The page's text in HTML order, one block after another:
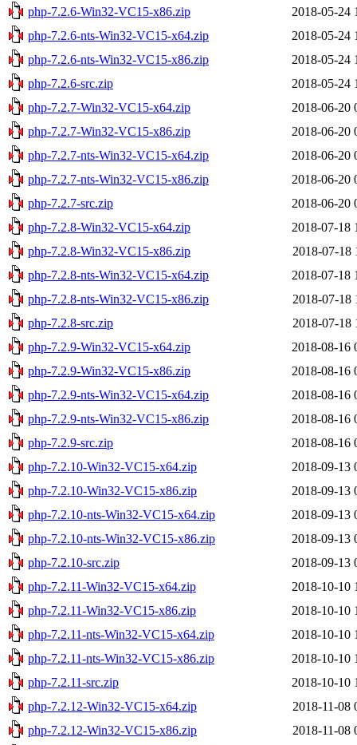
php-7.2.6-Win32-VC15-x86.zip
2018-05-24
php-7.2.6-nts-Win32-VC15-x64.zip
2018-05-24
php-7.2.6-nts-Win32-VC15-x86.zip
2018-05-24
php-7.2.6-src.zip
2018-05-24
php-7.2.7-Win32-VC15-x64.zip
2018-06-20
php-7.2.7-Win32-VC15-x86.zip
2018-06-20
php-7.2.7-nts-Win32-VC15-x64.zip
2018-06-20
php-7.2.7-nts-Win32-VC15-x86.zip
2018-06-20
php-7.2.7-src.zip
2018-06-20
php-7.2.8-Win32-VC15-x64.zip
2018-07-18
php-7.2.8-Win32-VC15-x86.zip
2018-07-18
php-7.2.8-nts-Win32-VC15-x64.zip
2018-07-18
php-7.2.8-nts-Win32-VC15-x86.zip
2018-07-18
php-7.2.8-src.zip
2018-07-18
php-7.2.9-Win32-VC15-x64.zip
2018-08-16
php-7.2.9-Win32-VC15-x86.zip
2018-08-16
php-7.2.9-nts-Win32-VC15-x64.zip
2018-08-16
php-7.2.9-nts-Win32-VC15-x86.zip
2018-08-16
php-7.2.9-src.zip
2018-08-16
php-7.2.10-Win32-VC15-x64.zip
2018-09-13
php-7.2.10-Win32-VC15-x86.zip
2018-09-13
php-7.2.10-nts-Win32-VC15-x64.zip
2018-09-13
php-7.2.10-nts-Win32-VC15-x86.zip
2018-09-13
php-7.2.10-src.zip
2018-09-13
php-7.2.11-Win32-VC15-x64.zip
2018-10-10
php-7.2.11-Win32-VC15-x86.zip
2018-10-10
php-7.2.11-nts-Win32-VC15-x64.zip
2018-10-10
php-7.2.11-nts-Win32-VC15-x86.zip
2018-10-10
php-7.2.11-src.zip
2018-10-10
php-7.2.12-Win32-VC15-x64.zip
2018-11-08
php-7.2.12-Win32-VC15-x86.zip
2018-11-08